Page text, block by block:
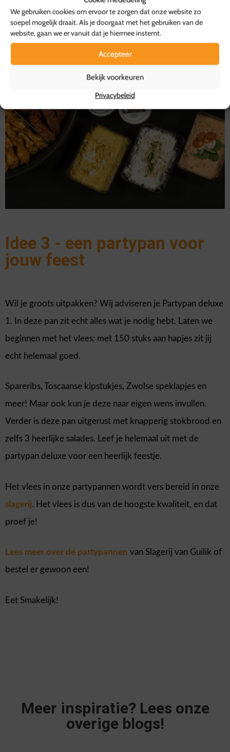
We gebruiken cookies om ervoor te zorgen dat onze website zo
soepel mogelijk draait. Als je doorgaat met het gebruiken van de
website, gaan we er vanuit dat je hiermee instemt.
Accepteer
Bekijk voorkeuren
Privacybeleid
Idee 3 - een partypan voor
jouw feest
Wil je groots uitpakken? Wij adviseren je Partypan deluxe
1. In deze pan zit echt alles wat je nodig hebt. Laten we
beginnen met het vlees: met 150 stuks aan hapjes zit jij
echt helemaal goed.
Spareribs, Toscaanse kipstukjes, Zwolse speklapjes en
meer! Maar ook kun je deze naar eigen wens invullen.
Verder is deze pan uitgerust met knapperig stokbrood en
zelfs 3 heerlijke salades. Leef je helemaal uit met de
partypan deluxe voor een heerlijk feestje.
Het vlees in onze partypannen wordt vers bereid in onze
slagerij. Het vlees is dus van de hoogste kwaliteit, en dat
proef je!
Lees meer over de partypannen van Slagerij van Guilik of
bestel er gewoon een!
Eet Smakelijk!
Meer inspiratie? Lees onze
overige blogs!